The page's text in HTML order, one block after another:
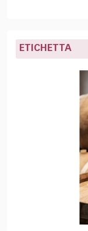
ETICHETTA